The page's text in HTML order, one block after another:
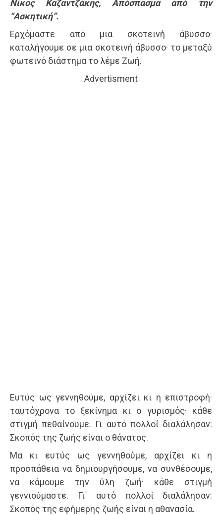
Νίκος Καζαντζάκης, Απόσπασμα από την
“Ασκητική”.
Ερχόμαστε από μια σκοτεινή άβυσσο·
καταλήγουμε σε μια σκοτεινή άβυσσο· το μεταξύ
φωτεινό διάστημα το λέμε Ζωή.
Advertisment
Ευτύς ως γεννηθούμε, αρχίζει κι η επιστροφή·
ταυτόχρονα το ξεκίνημα κι ο γυρισμός· κάθε
στιγμή πεθαίνουμε. Γι αυτό πολλοί διαλάλησαν:
Σκοπός της ζωής είναι ο θάνατος.
Μα κι ευτύς ως γεννηθούμε, αρχίζει κι η
προσπάθεια να δημιουργήσουμε, να συνθέσουμε,
να κάμουμε την ύλη ζωή· κάθε στιγμή
γεννιούμαστε. Γι΄ αυτό πολλοί διαλάλησαν:
Σκοπός της εφήμερης ζωής είναι η αθανασία.